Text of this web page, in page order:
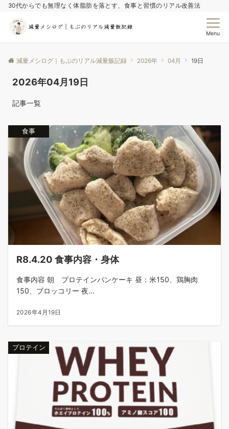
30代からでも無理なく体脂肪を落とす、食事と習慣のリアル改善法
Menu
減量メシログ｜もぶのリアル減量飯記録 2026年 04月 19日
2026年04月19日
記事一覧
食事
R8.4.20 食事内容・身体
食事内容 朝 プロテインパンケーキ 昼：米150、鶏胸肉
150、ブロッコリー 夜...
2026年4月19日
プロテイン